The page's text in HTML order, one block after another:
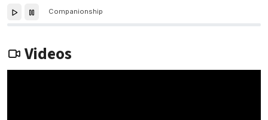
Companionship
Videos